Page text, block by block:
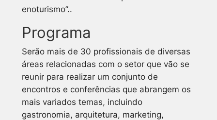
enoturismo”..
Programa
Serão mais de 30 profissionais de diversas
áreas relacionadas com o setor que vão se
reunir para realizar um conjunto de
encontros e conferências que abrangem os
mais variados temas, incluindo
gastronomia, arquitetura, marketing,